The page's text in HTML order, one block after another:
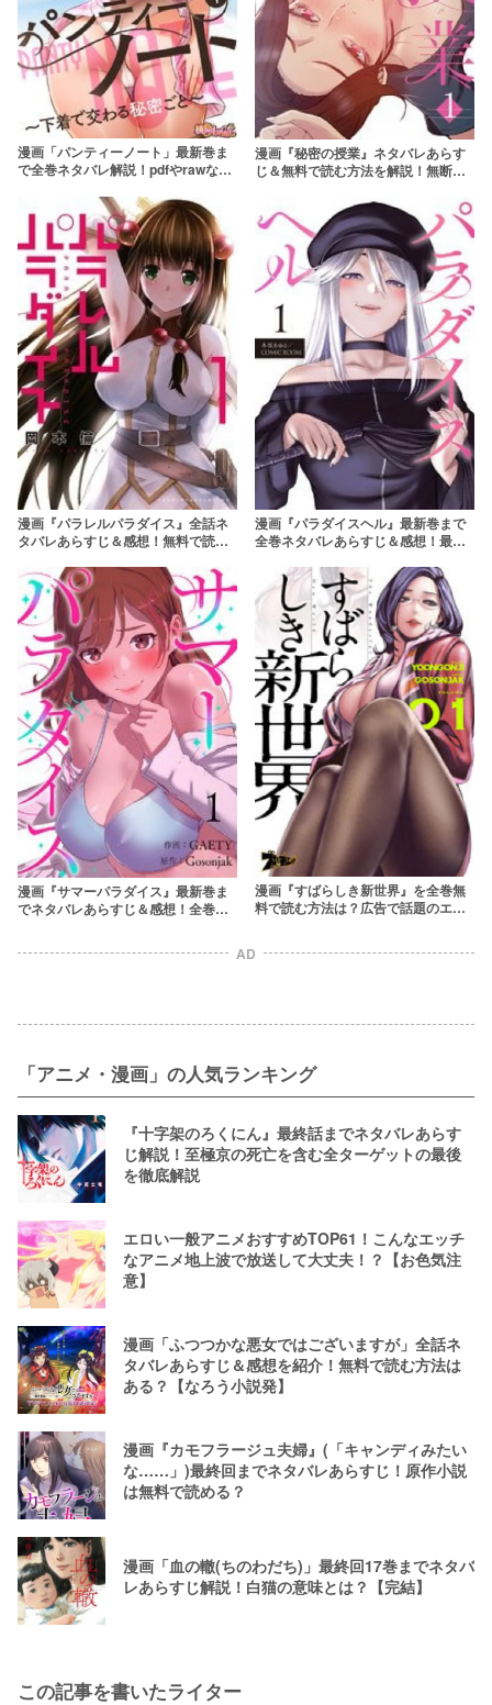
漫画「パンティーノート」最新巻ま
で全巻ネタバレ解説！pdfやrawなど
漫画『秘密の授業』ネタバレあらす
じ＆無料で読む方法を解説！無断転
漫画『パラレルパラダイス』全話ネ
タバレあらすじ＆感想！無料で読め
漫画『パラダイスヘル』最新巻まで
全巻ネタバレあらすじ＆感想！最終
漫画『サマーパラダイス』最新巻ま
でネタバレあらすじ＆感想！全巻無
漫画『すばらしき新世界』を全巻無
料で読む方法は？広告で話題のエロ×
AD
「アニメ・漫画」の人気ランキング
『十字架のろくにん』最終話までネタバレあらす
じ解説！至極京の死亡を含む全ターゲットの最後
を徹底解説
エロい一般アニメおすすめTOP61！こんなエッチ
なアニメ地上波で放送して大丈夫！？【お色気注
意】
漫画「ふつつかな悪女ではございますが」全話ネ
タバレあらすじ＆感想を紹介！無料で読む方法は
ある？【なろう小説発】
漫画『カモフラージュ夫婦』(「キャンディみたい
な……」)最終回までネタバレあらすじ！原作小説
は無料で読める？
漫画「血の轍(ちのわだち)」最終回17巻までネタバ
レあらすじ解説！白猫の意味とは？【完結】
この記事を書いたライター